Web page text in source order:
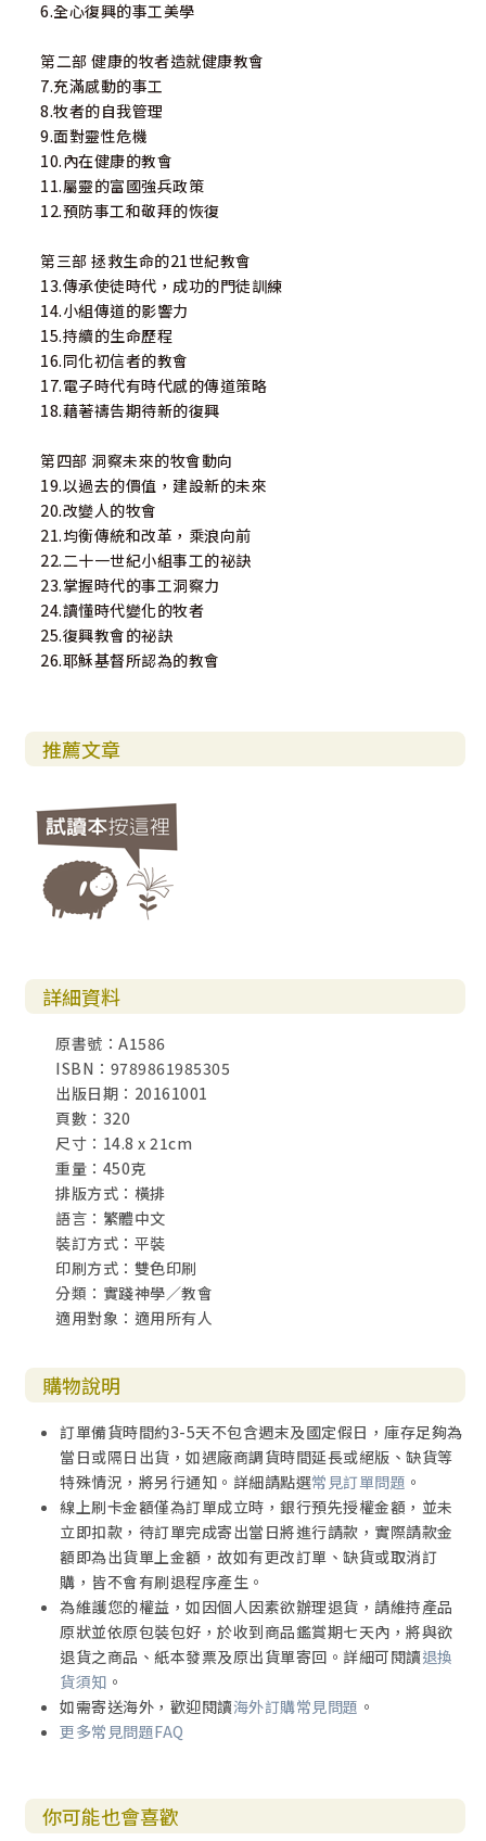
6.全心復興的事工美學
第二部 健康的牧者造就健康教會
7.充滿感動的事工
8.牧者的自我管理
9.面對靈性危機
10.內在健康的教會
11.屬靈的富國強兵政策
12.預防事工和敬拜的恢復
第三部 拯救生命的21世紀教會
13.傳承使徒時代，成功的門徒訓練
14.小組傳道的影響力
15.持續的生命歷程
16.同化初信者的教會
17.電子時代有時代感的傳道策略
18.藉著禱告期待新的復興
第四部 洞察未來的牧會動向
19.以過去的價值，建設新的未來
20.改變人的牧會
21.均衡傳統和改革，乘浪向前
22.二十一世紀小組事工的祕訣
23.掌握時代的事工洞察力
24.讀懂時代變化的牧者
25.復興教會的祕訣
26.耶穌基督所認為的教會
推薦文章
詳細資料
原書號：A1586
ISBN：9789861985305
出版日期：20161001
頁數：320
尺寸：14.8 x 21cm
重量：450克
排版方式：橫排
語言：繁體中文
裝訂方式：平裝
印刷方式：雙色印刷
分類：實踐神學／教會
適用對象：適用所有人
購物說明
訂單備貨時間約3-5天不包含週末及國定假日，庫存足夠為
當日或隔日出貨，如遇廠商調貨時間延長或絕版、缺貨等
特殊情況，將另行通知。詳細請點選常見訂單問題 。
線上刷卡金額僅為訂單成立時，銀行預先授權金額，並未
立即扣款，待訂單完成寄出當日將進行請款，實際請款金
額即為出貨單上金額，故如有更改訂單、缺貨或取消訂
購，皆不會有刷退程序產生。
為維護您的權益，如因個人因素欲辦理退貨，請維持產品
原狀並依原包裝包好，於收到商品鑑賞期七天內，將與欲
退貨之商品、紙本發票及原出貨單寄回。詳細可閱讀退換
貨須知 。
如需寄送海外，歡迎閱讀海外訂購常見問題 。
更多常見問題FAQ
你可能也會喜歡